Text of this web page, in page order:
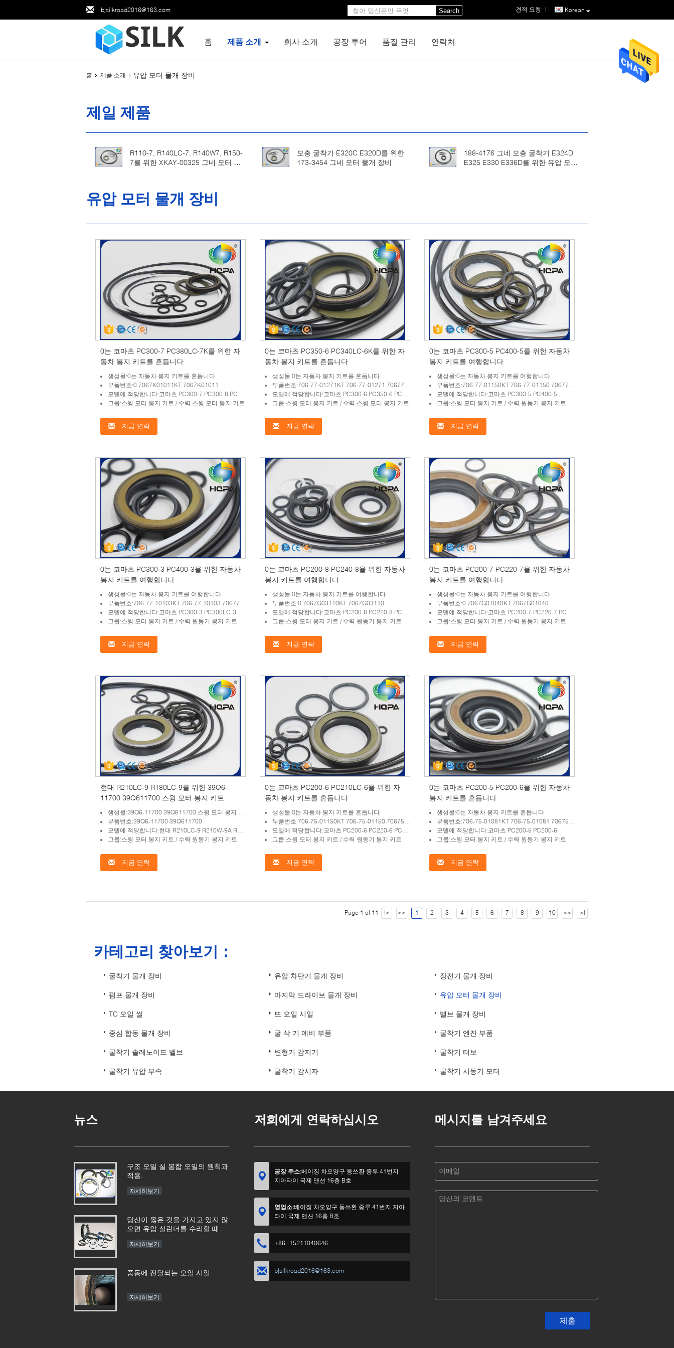
bjsilkroad2016@163.com Korean
견적 요청 |
Search
홈 제품 소개 회사 소개 공장 투어 품질 관리 연락처
홈 제품 소개 유압 모터 물개 장비
제일 제품
R110-7, R140LC-7, R140W7, R150-
7를 위한 XKAY-00325 그네 모터 물
모충 굴착기 E320C E320D를 위한
173-3454 그네 모터 물개 장비
188-4176 그네 모충 굴착기 E324D
E325 E330 E336D를 위한 유압 모터
유압 모터 물개 장비
0는 코마츠 PC300-7 PC380LC-7K를 위한 자
동차 봉지 키트를 흔듭니다
생성물:0는 자동차 봉지 키트를 흔듭니다
부품번호:0 7067K01011KT 7067K01011
모델에 적당합니다:코마츠 PC300-7 PC300-8 PC350-7 PC350-8 PC380LC-7K
그룹:스윙 모터 봉지 키트 / 수력 스윙 모터 봉지 키트
지금 연락
0는 코마츠 PC350-6 PC340LC-6K를 위한 자
동차 봉지 키트를 흔듭니다
생성물:0는 자동차 봉지 키트를 흔듭니다
부품번호:706-77-01271KT 706-77-01271 7067701271KT 7067701271
모델에 적당합니다:코마츠 PC300-6 PC350-6 PC340LC-6K
그룹:스윙 모터 봉지 키트 / 수력 스윙 모터 봉지 키트
지금 연락
0는 코마츠 PC300-5 PC400-5를 위한 자동차
봉지 키트를 여행합니다
생성물:0는 자동차 봉지 키트를 여행합니다
부품번호:706-77-01150KT 706-77-01150 7067701150KT 7067701150 스윙 모터 조립
모델에 적당합니다:코마츠 PC300-5 PC400-5
그룹:스윙 모터 봉지 키트 / 수력 원동기 봉지 키트
지금 연락
0는 코마츠 PC300-3 PC400-3을 위한 자동차
봉지 키트를 여행합니다
생성물:0는 자동차 봉지 키트를 여행합니다
부품번호:706-77-10103KT 706-77-10103 7067710103KT 7067710103 스윙 모터 조립
모델에 적당합니다:코마츠 PC300-3 PC300LC-3 PC400-3
그룹:스윙 모터 봉지 키트 / 수력 원동기 봉지 키트
지금 연락
0는 코마츠 PC200-8 PC240-8을 위한 자동차
봉지 키트를 여행합니다
생성물:0는 자동차 봉지 키트를 여행합니다
부품번호:0 7067G03110KT 7067G03110
모델에 적당합니다:코마츠 PC200-8 PC220-8 PC240-8
그룹:스윙 모터 봉지 키트 / 수력 원동기 봉지 키트
지금 연락
0는 코마츠 PC200-7 PC220-7을 위한 자동차
봉지 키트를 여행합니다
생성물:0는 자동차 봉지 키트를 여행합니다
부품번호:0 7067G01040KT 7067G01040
모델에 적당합니다:코마츠 PC200-7 PC220-7 PC210-7 PC270-7
그룹:스윙 모터 봉지 키트 / 수력 원동기 봉지 키트
지금 연락
현대 R210LC-9 R180LC-9를 위한 39Q6-
11700 39Q611700 스윙 모터 봉지 키트
생성물:39Q6-11700 39Q611700 스윙 모터 봉지 키트
부품번호:39Q6-11700 39Q611700
모델에 적당합니다:현대 R210LC-9 R210W-9A R220LC-9S R250LC-9 R260LC-9S R180LC-9
그룹:스윙 모터 봉지 키트 / 수력 원동기 봉지 키트
지금 연락
0는 코마츠 PC200-6 PC210LC-6을 위한 자
동차 봉지 키트를 흔듭니다
생성물:0는 자동차 봉지 키트를 흔듭니다
부품번호:706-75-01150KT 706-75-01150 7067501150KT 7067501150
모델에 적당합니다:코마츠 PC200-6 PC220-6 PC210LC-6
그룹:스윙 모터 봉지 키트 / 수력 원동기 봉지 키트
지금 연락
0는 코마츠 PC200-5 PC200-6을 위한 자동차
봉지 키트를 흔듭니다
생성물:0는 자동차 봉지 키트를 흔듭니다
부품번호:706-75-01081KT 706-75-01081 7067501081KT 7067501081
모델에 적당합니다:코마츠 PC200-5 PC200-6
그룹:스윙 모터 봉지 키트 / 수력 원동기 봉지 키트
지금 연락
Page 1 of 11 |< << 1 2 3 4 5 6 7 8 9 10 >> >|
카테고리 찾아보기：
굴착기 물개 장비 유압 차단기 물개 장비 장전기 물개 장비
펌프 물개 장비 마지막 드라이브 물개 장비 유압 모터 물개 장비
TC 오일 씰 뜨 오일 시일 벨브 물개 장비
중심 합동 물개 장비 굴 삭 기 예비 부품 굴착기 엔진 부품
굴착기 솔레노이드 벨브 변형기 감지기 굴착기 터보
굴착기 유압 부속 굴착기 감시자 굴착기 시동기 모터
뉴스
구조 오일 실 봉합 오일의 원칙과
적용.
자세히보기
당신이 옳은 것을 가지고 있지 않
으면 유압 실린더를 수리할 때 어
것을 결정하는 방법 ?
자세히보기
중동에 전달되는 오일 시일
자세히보기
저희에게 연락하십시오
공장 주소:베이징 차오양구 둥쓰환 중루 41번지
지아타이 국제 맨션 16층 B호
영업소:베이징 차오양구 둥쓰환 중루 41번지 지아
타이 국제 맨션 16층 B호
+86--15211040646
bjsilkroad2016@163.com
메시지를 남겨주세요